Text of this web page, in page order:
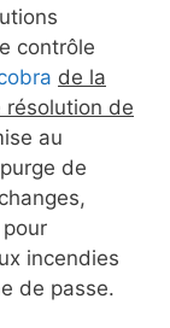
contrôle
de la
résolution de
au
de
incendies
de passe.